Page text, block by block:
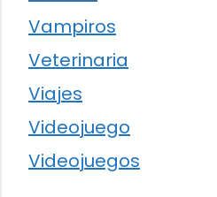
Vampiros
Veterinaria
Viajes
Videojuego
Videojuegos